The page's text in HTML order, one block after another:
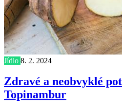
Jídlo 8. 2. 2024
Zdravé a neobvyklé
Topinambur